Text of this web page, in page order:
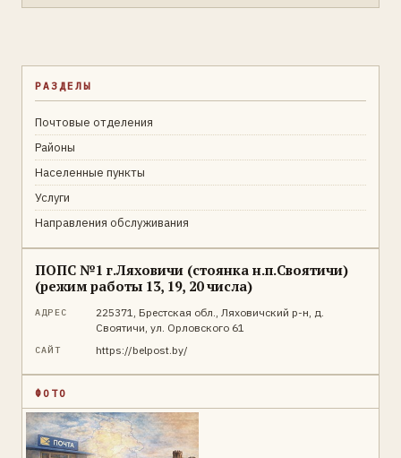
РАЗДЕЛЫ
Почтовые отделения
Районы
Населенные пункты
Услуги
Направления обслуживания
ПОПС №1 г.Ляховичи (стоянка н.п.Своятичи)
(режим работы 13, 19, 20 числа)
АДРЕС
225371, Брестская обл., Ляховичский р-н, д.
Своятичи, ул. Орловского 61
САЙТ https://belpost.by/
ФОТО